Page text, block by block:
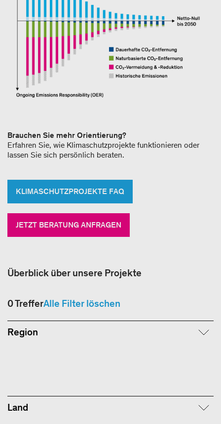
Brauchen Sie mehr Orientierung?
Erfahren Sie, wie Klimaschutzprojekte funktionieren oder
lassen Sie sich persönlich beraten.
KLIMASCHUTZPROJEKTE FAQ
JETZT BERATUNG ANFRAGEN
Überblick über unsere Projekte
0TrefferAlle Filter löschen
Region
Land